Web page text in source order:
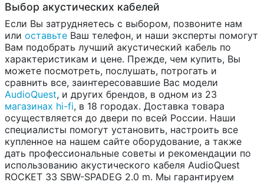
Выбор акустических кабелей
Если Вы затрудняетесь с выбором, позвоните нам
или оставьте Ваш телефон, и наши эксперты помогут
Вам подобрать лучший акустический кабель по
характеристикам и цене. Прежде, чем купить, Вы
можете посмотреть, послушать, потрогать и
сравнить все, заинтересовавшие Вас модели
AudioQuest, и других брендов, в одном из 23
магазинах hi-fi, в 18 городах. Доставка товара
осуществляется до двери по всей России. Наши
специалисты помогут установить, настроить все
купленное на нашем сайте оборудование, а также
дать профессиональные советы и рекомендации по
использованию акустического кабеля AudioQuest
ROCKET 33 SBW-SPADEG 2.0 m. Мы гарантируем